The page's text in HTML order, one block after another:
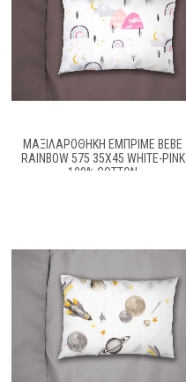
ΜΑΞΙΛΑΡΟΘΉΚΗ ΕΜΠΡΙΜΈ BEBE
RAINBOW 575 35X45 WHITE-PINK
100% COTTON